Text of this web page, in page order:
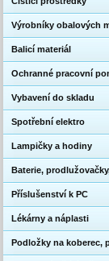
Výrobníky obalových
Balicí materiál
Ochranné pracovní
Vybavení do skladu
Spotřební elektro
Lampičky a hodiny
Baterie,
Příslušenství k PC
Lékárny a náplasti
Podložky na koberec,